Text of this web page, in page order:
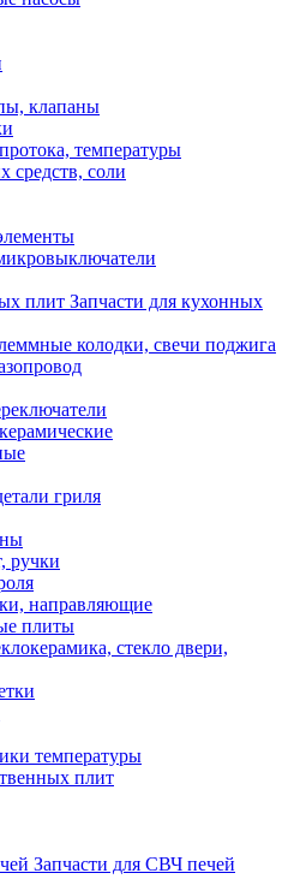
клапаны
температуры
средств, соли
Запчасти для кухонных
колодки, свечи поджига
гриля
ручки
направляющие
плиты
стекло двери,
температуры
плит
Запчасти для СВЧ печей